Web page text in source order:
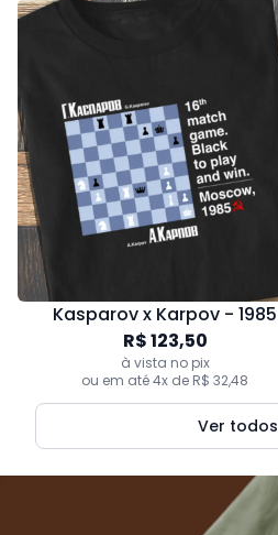
Kasparov x Karpov - 1985
R$ 123,50
à vista no pix
ou em até 4x de R$ 32,48
Ver todos